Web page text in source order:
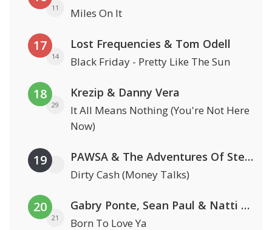
11 Miles On It
17
14
Lost Frequencies & Tom Odell
Black Friday - Pretty Like The Sun
18
29
Krezip & Danny Vera
It All Means Nothing (You're Not Here
Now)
19 PAWSA & The Adventures Of Stevie V
Dirty Cash (Money Talks)
20
21
Gabry Ponte, Sean Paul & Natti Natasha
Born To Love Ya